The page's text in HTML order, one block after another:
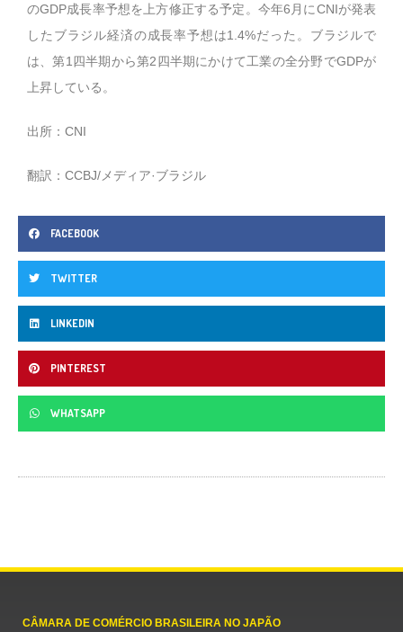
のGDP成長率予想を上方修正する予定。今年6月にCNIが発表
したブラジル経済の成長率予想は1.4%だった。ブラジルで
は、第1四半期から第2四半期にかけて工業の全分野でGDPが
上昇している。
出所：CNI
翻訳：CCBJ/メディア·ブラジル
FACEBOOK
TWITTER
LINKEDIN
PINTEREST
WHATSAPP
CÂMARA DE COMÉRCIO BRASILEIRA NO JAPÃO